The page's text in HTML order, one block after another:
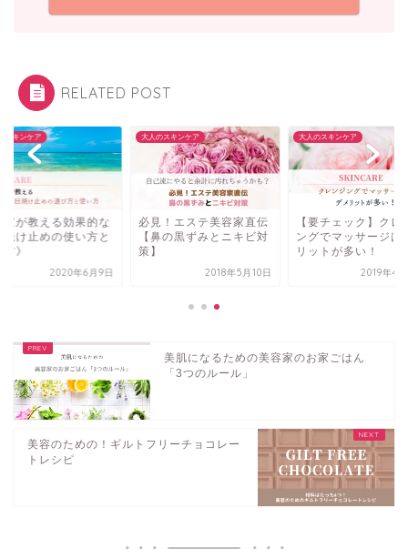
RELATED POST
スキンケア
家が教える効果的な
焼け止めの使い方と
》
2020年6月9日
大人のスキンケア
必見！エステ美容家直伝
【鼻の黒ずみとニキビ対
策】
2018年5月10日
大人のスキンケア
【要チェック】クレ
ングでマッサージは
リットが多い！
2019年4
美肌になるための美容家のお家ごはん
「3つのルール」
美容のための！ギルトフリーチョコレー
トレシピ